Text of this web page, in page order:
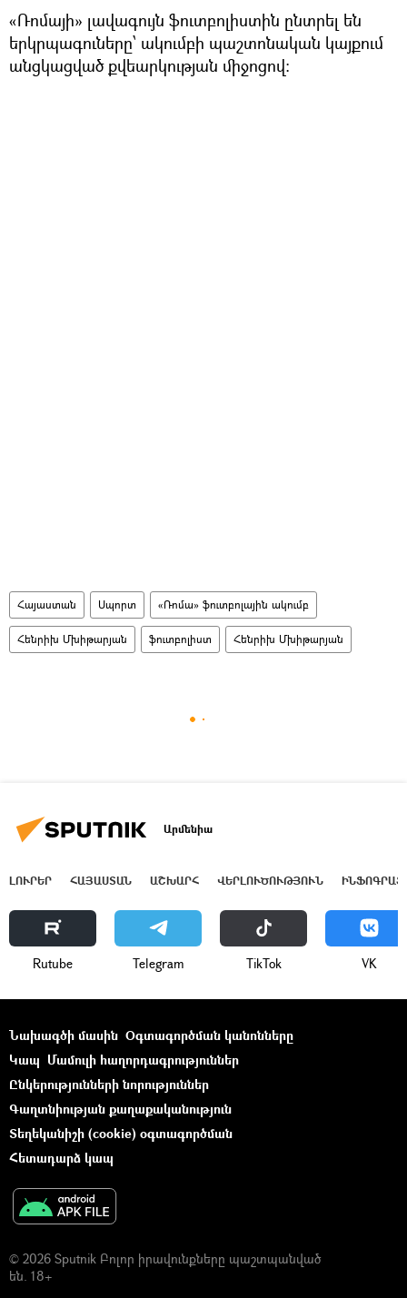
«Ռոմայի» լավագույն ֆուտբոլիստին ընտրել են
երկրպագուները՝ ակումբի պաշտոնական կայքում
անցկացված քվեարկության միջոցով:
Հայաստան Սպորտ «Ռոմա» ֆուտբոլային ակումբ
Հենրիխ Մխիթարյան ֆուտբոլիստ Հենրիխ Մխիթարյան
Արմենիա
ԼՈՒՐԵՐ ՀԱՅԱՍՏԱՆ ԱՇԽԱՐՀ ՎԵՐԼՈՒԾՈՒԹՅՈՒՆ
Rutube Telegram ТikТоk VK
Նախագծի մասին Օգտագործման կանոնները
Կապ Մամուլի հաղորդագրություններ
Ընկերությունների նորություններ
Գաղտնիության քաղաքականություն
Տեղեկանիշի (cookie) օգտագործման
Հետադարձ կապ
© 2026 Sputnik Բոլոր իրավունքները պաշտպանված
են. 18+